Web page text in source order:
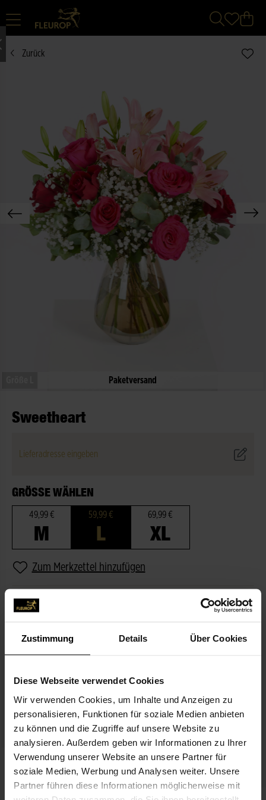
Zustimmung Details Über Cookies
Diese Webseite verwendet Cookies
Wir verwenden Cookies, um Inhalte und Anzeigen zu
personalisieren, Funktionen für soziale Medien anbieten
zu können und die Zugriffe auf unsere Website zu
analysieren. Außerdem geben wir Informationen zu Ihrer
Verwendung unserer Website an unsere Partner für
soziale Medien, Werbung und Analysen weiter. Unsere
Partner führen diese Informationen möglicherweise mit
Zurück
Paketversand
Sweetheart
Lieferadresse eingeben
GRÖSSE WÄHLEN
49,99 €
M
59,99 €
L
69,99 €
XL
Zum Merkzettel hinzufügen
BESCHREIBUNG
PASSEND ZUM BLUMENGRUSS
Rote Rose
3,99 €